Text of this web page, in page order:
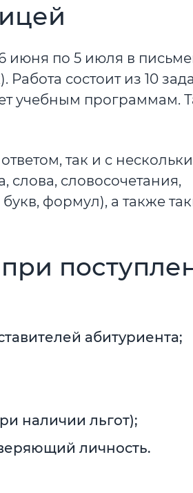
июня по 5 июля в
состоит из 10
учебным программам.
так и с
слова, словосочетания,
формул), а также
абитуриента;
наличии льгот);
личность.